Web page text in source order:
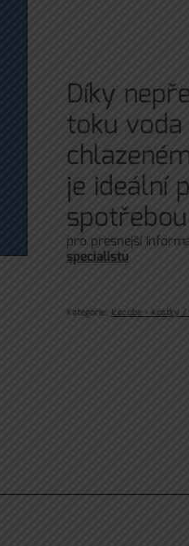
Díky
toku
je ideální
pro presnejší
specialistu
Kategorie:Icecube - kostky /